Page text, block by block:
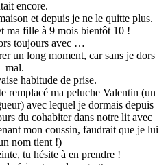
encore.
et depuis je ne le quitte plus.
ma fille à 9 mois bientôt 10 !
toujours avec …
un long moment, car sans je dors
mal.
habitude de prise.
remplacé ma peluche Valentin (un
avec lequel je dormais depuis
du cohabiter dans notre lit avec
mon coussin, faudrait que je lui
nom tient !)
tu hésite à en prendre !